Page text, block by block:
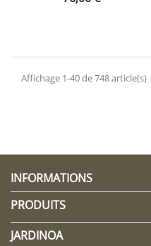
Affichage 1-40 de 748 article(s)
INFORMATIONS
PRODUITS
JARDINOA